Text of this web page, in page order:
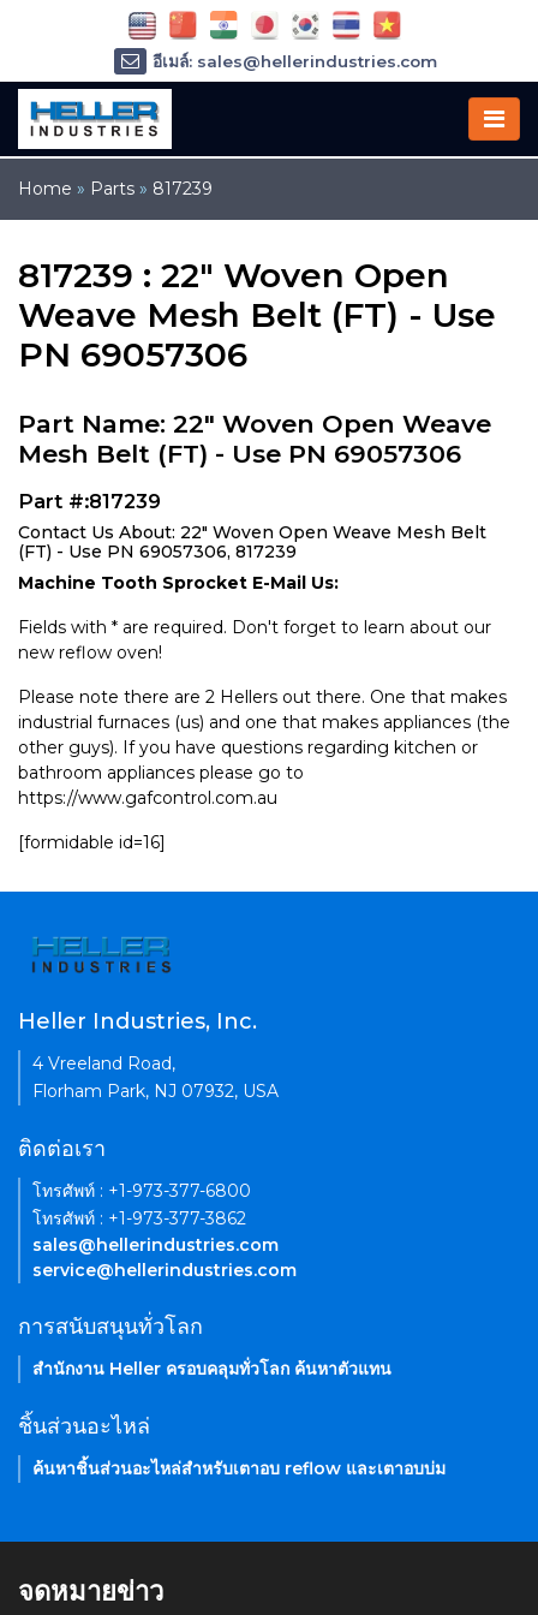
Home » Parts » 817239
817239 : 22" Woven Open
Weave Mesh Belt (FT) - Use
PN 69057306
Part Name: 22" Woven Open Weave
Mesh Belt (FT) - Use PN 69057306
Part #:817239
Contact Us About: 22" Woven Open Weave Mesh Belt
(FT) - Use PN 69057306, 817239
Machine Tooth Sprocket E-Mail Us:
Fields with * are required. Don't forget to learn about our
new reflow oven!
Please note there are 2 Hellers out there. One that makes
industrial furnaces (us) and one that makes appliances (the
other guys). If you have questions regarding kitchen or
bathroom appliances please go to
https://www.gafcontrol.com.au
[formidable id=16]
อีเมล์: sales@hellerindustries.com
อีเมล์: service@hellerindustries.com
โทรศัพท์ :
Heller Industries, Inc.
4 Vreeland Road,
Florham Park, NJ 07932, USA
ติดต่อเรา
โทรศัพท์ : +1-973-377-6800
โทรศัพท์ : +1-973-377-3862
sales@hellerindustries.com
service@hellerindustries.com
การสนับสนุนทั่วโลก
สำนักงาน Heller ครอบคลุมทั่วโลก ค้นหาตัวแทน
ชิ้นส่วนอะไหล่
ค้นหาชิ้นส่วนอะไหล่สำหรับเตาอบ reflow และเตาอบบ่ม
จดหมายข่าว